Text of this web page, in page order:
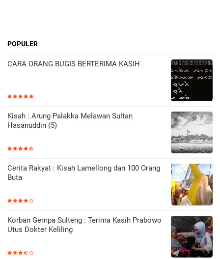
POPULER
CARA ORANG BUGIS BERTERIMA KASIH
Kisah : Arung Palakka Melawan Sultan
Hasanuddin (5)
Cerita Rakyat : Kisah Lamellong dan 100 Orang
Buta
Korban Gempa Sulteng : Terima Kasih Prabowo
Utus Dokter Keliling